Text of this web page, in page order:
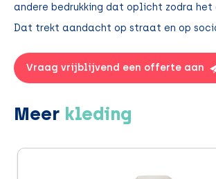
andere bedrukking dat oplicht zodra het
Dat trekt aandacht op straat en op
Vraag vrijblijvend een offerte aan
Meer kleding